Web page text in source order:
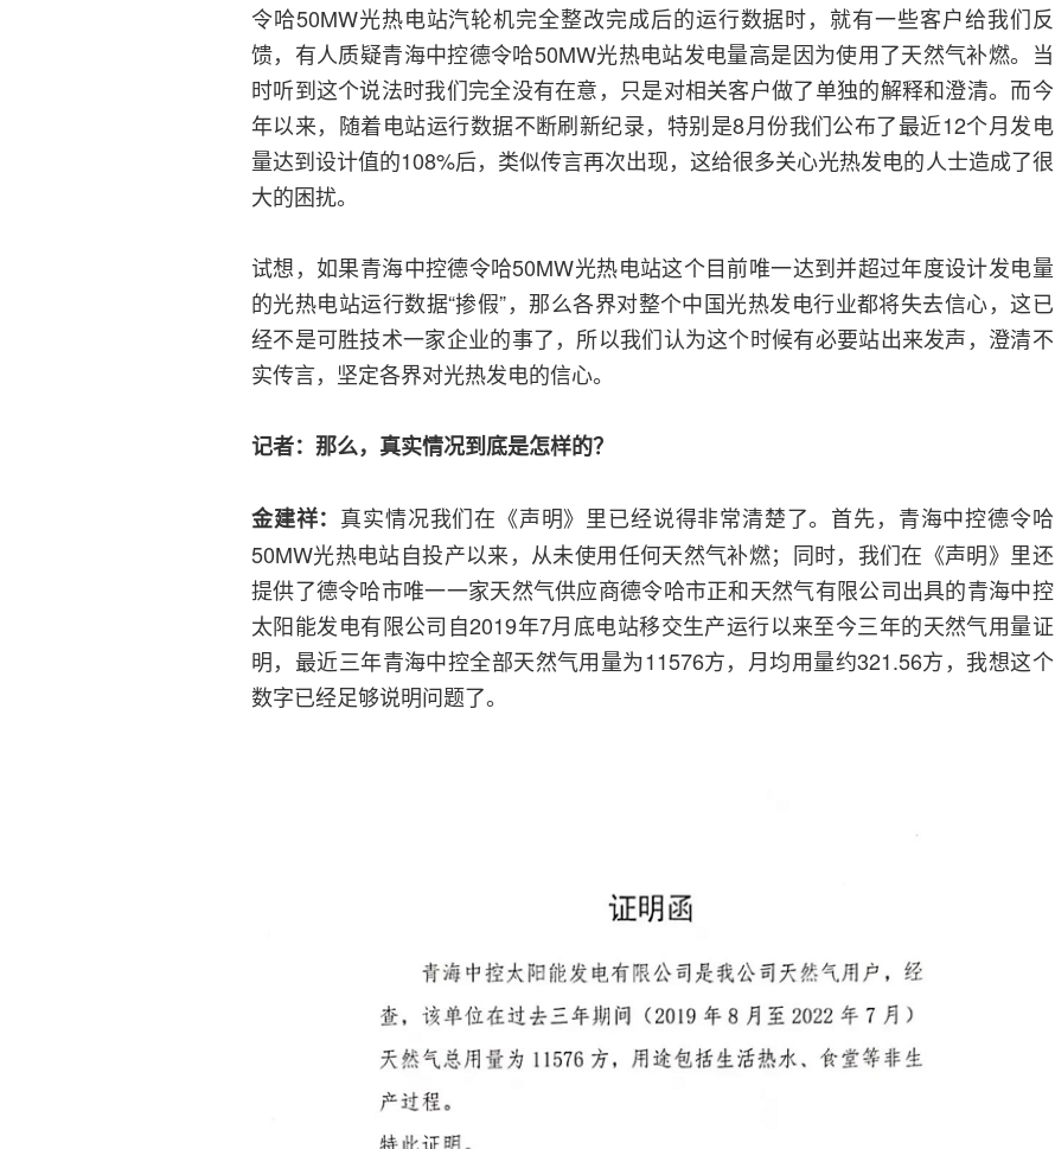
令哈50MW光热电站汽轮机完全整改完成后的运行数据时，就有一些客户给我们反
馈，有人质疑青海中控德令哈50MW光热电站发电量高是因为使用了天然气补燃。当
时听到这个说法时我们完全没有在意，只是对相关客户做了单独的解释和澄清。而今
年以来，随着电站运行数据不断刷新纪录，特别是8月份我们公布了最近12个月发电
量达到设计值的108%后，类似传言再次出现，这给很多关心光热发电的人士造成了很
大的困扰。
试想，如果青海中控德令哈50MW光热电站这个目前唯一达到并超过年度设计发电量
的光热电站运行数据“掺假”，那么各界对整个中国光热发电行业都将失去信心，这已
经不是可胜技术一家企业的事了，所以我们认为这个时候有必要站出来发声，澄清不
实传言，坚定各界对光热发电的信心。
记者：那么，真实情况到底是怎样的？
金建祥： 真实情况我们在《声明》里已经说得非常清楚了。首先，青海中控德令哈
50MW光热电站自投产以来，从未使用任何天然气补燃；同时，我们在《声明》里还
提供了德令哈市唯一一家天然气供应商德令哈市正和天然气有限公司出具的青海中控
太阳能发电有限公司自2019年7月底电站移交生产运行以来至今三年的天然气用量证
明，最近三年青海中控全部天然气用量为11576方，月均用量约321.56方，我想这个
数字已经足够说明问题了。